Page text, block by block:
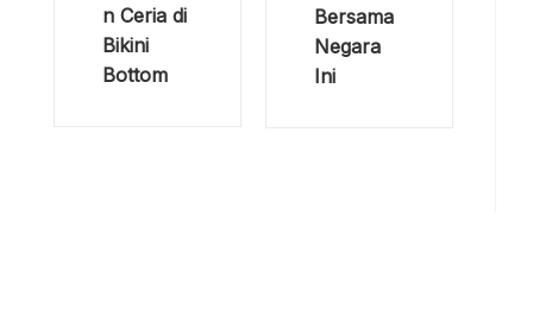
n Ceria di
Bikini
Bottom
Bersama
Negara
Ini